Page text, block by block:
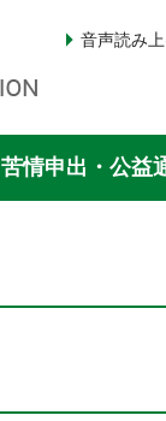
音声読み
苦情申出・公益